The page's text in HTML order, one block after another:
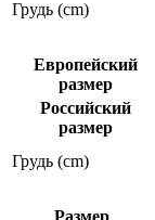
Грудь (cm)
Европейский
размер
Российский
размер
Грудь (cm)
Размер